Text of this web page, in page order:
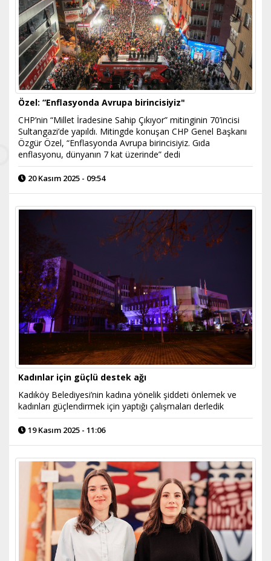
Özel: “Enflasyonda Avrupa birincisiyiz"
CHP’nin “Millet İradesine Sahip Çıkıyor” mitinginin 70’incisi
Sultangazi’de yapıldı. Mitingde konuşan CHP Genel Başkanı
Özgür Özel, “Enflasyonda Avrupa birincisiyiz. Gıda
enflasyonu, dünyanın 7 kat üzerinde” dedi
20 Kasım 2025 - 09:54
Kadınlar için güçlü destek ağı
Kadıköy Belediyesi’nin kadına yönelik şiddeti önlemek ve
kadınları güçlendirmek için yaptığı çalışmaları derledik
19 Kasım 2025 - 11:06